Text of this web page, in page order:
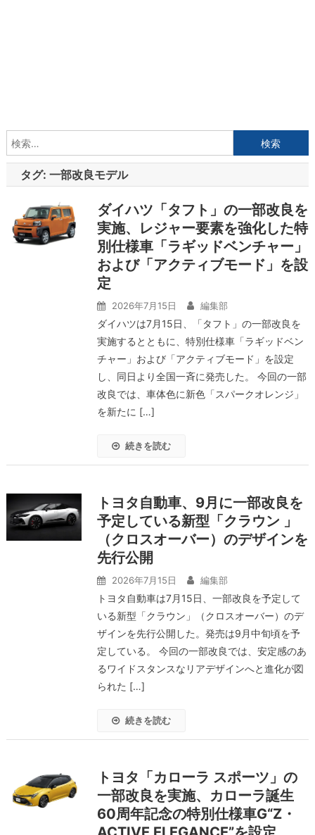
索:
タグ: 一部改良モデル
ダイハツ「タフト」の一部改良を
実施、レジャー要素を強化した特
別仕様車「ラギッドベンチャー」
および「アクティブモード」を設
定
2026年7月15日 編集部
ダイハツは7月15日、「タフト」の一部改良を
実施するとともに、特別仕様車「ラギッドベン
チャー」および「アクティブモード」を設定
し、同日より全国一斉に発売した。 今回の一部
改良では、車体色に新色「スパークオレンジ」
を新たに […]
続きを読む
トヨタ自動車、9月に一部改良を
予定している新型「クラウン 」
（クロスオーバー）のデザインを
先行公開
2026年7月15日 編集部
トヨタ自動車は7月15日、一部改良を予定して
いる新型「クラウン」（クロスオーバー）のデ
ザインを先行公開した。発売は9月中旬頃を予
定している。 今回の一部改良では、安定感のあ
るワイドスタンスなリアデザインへと進化が図
られた […]
続きを読む
トヨタ「カローラ スポーツ」の
一部改良を実施、カローラ誕生
60周年記念の特別仕様車G“Z・